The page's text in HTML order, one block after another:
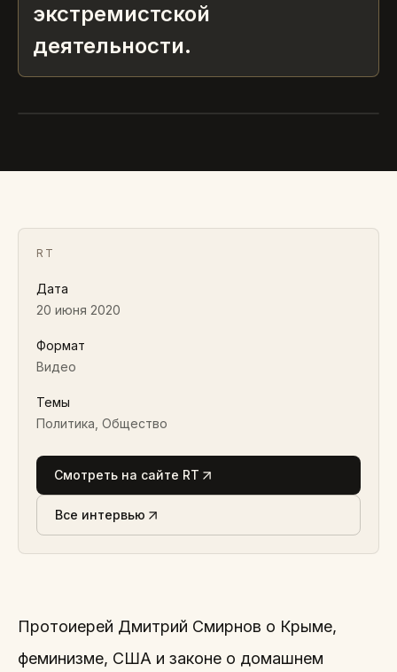
экстремистской
деятельности.
социальную дистанцию»
RT
Дата
20 июня 2020
Формат
Видео
Темы
Политика, Общество
Смотреть на сайте RT
Все интервью
Протоиерей Дмитрий Смирнов о Крыме,
феминизме, США и законе о домашнем